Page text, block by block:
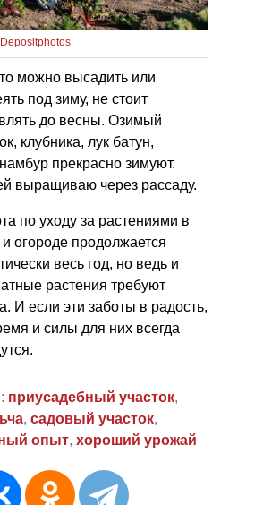
Depositphotos
можно высадить или
под зиму, не стоит
до весны. Озимый
клубника, лук батун,
прекрасно зимуют.
выращиваю через рассаду.
по уходу за растениями в
и огороде продолжается
весь год, но ведь и
растения требуют
И если эти заботы в радость,
и силы для них всегда
приусадебный участок,
, садовый участок,
опыт, хороший урожай